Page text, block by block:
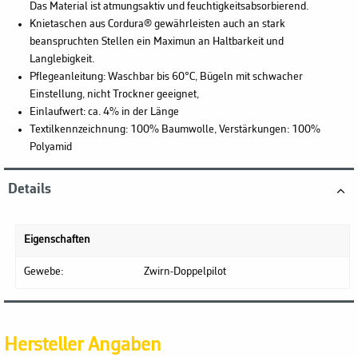
Das Material ist atmungsaktiv und feuchtigkeitsabsorbierend.
Knietaschen aus Cordura® gewährleisten auch an stark
beanspruchten Stellen ein Maximun an Haltbarkeit und
Langlebigkeit.
Pflegeanleitung: Waschbar bis 60°C, Bügeln mit schwacher
Einstellung, nicht Trockner geeignet,
Einlaufwert: ca. 4% in der Länge
Textilkennzeichnung: 100% Baumwolle, Verstärkungen: 100%
Polyamid
Details
Eigenschaften
Gewebe: Zwirn-Doppelpilot
Hersteller Angaben